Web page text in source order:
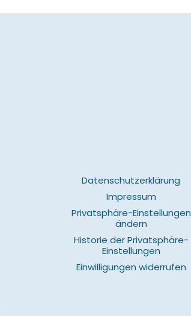
Datenschutzerklärung
Impressum
Privatsphäre-Einstellungen
ändern
Historie der Privatsphäre-
Einstellungen
Einwilligungen widerrufen